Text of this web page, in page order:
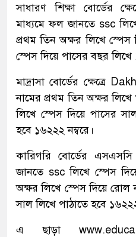
সাধারণ শিক্ষা বোর্ডের
মাধ্যমে ফল জানতে ssc
প্রথম তিন অক্ষর লিখে
স্পেস দিয়ে পাসের বছর লিখে
মাদ্রাসা বোর্ডের ক্ষেত্রে
নামের প্রথম তিন অক্ষর
লিখে স্পেস দিয়ে পাসের
হবে ১৬২২২ নম্বরে।
কারিগরি বোর্ডের
জানতে ssc লিখে স্পেস
অক্ষর লিখে স্পেস দিয়ে রোল
সাল লিখে পাঠাতে হবে
এ ছাড়া